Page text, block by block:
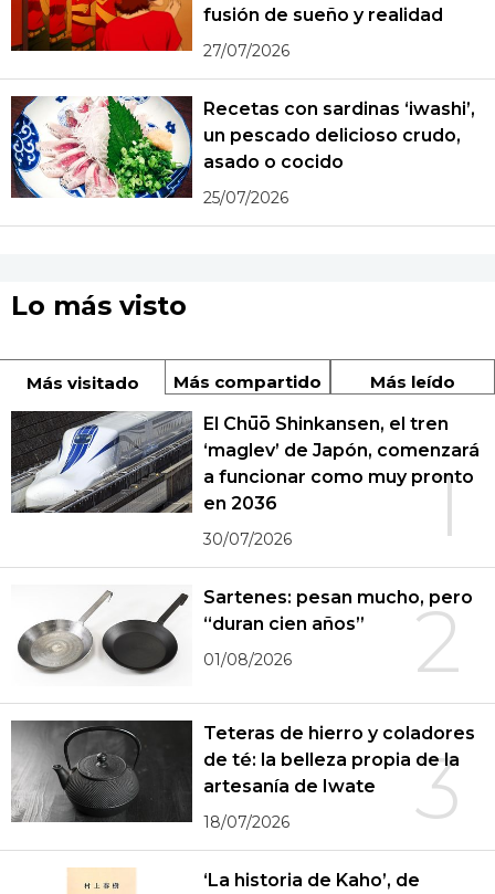
fusión de sueño y realidad
27/07/2026
Recetas con sardinas ‘iwashi’,
un pescado delicioso crudo,
asado o cocido
25/07/2026
Lo más visto
Más visitado Más compartido Más leído
1
El Chūō Shinkansen, el tren
‘maglev’ de Japón, comenzará
a funcionar como muy pronto
en 2036
30/07/2026
2
Sartenes: pesan mucho, pero
“duran cien años”
01/08/2026
3
Teteras de hierro y coladores
de té: la belleza propia de la
artesanía de Iwate
18/07/2026
‘La historia de Kaho’, de